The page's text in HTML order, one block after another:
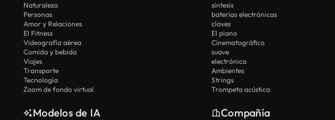
Naturaleza
Personas
Amor y Relaciones
El Fitness
Videografía aérea
Comida y bebida
Viajes
Transporte
Tecnología
Zoom de fondo virtual
síntesis
baterías electrónicas
claves
El piano
Cinematográfico
suave
electrónica
Ambientes
Strings
Trompeta acústica
Modelos de IA Compañía